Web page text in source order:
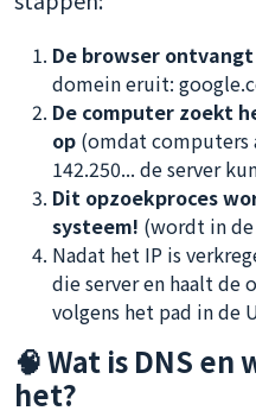
De browser ontvangt
domein eruit:
De computer zoekt
op (omdat computers
142.250... de server
Dit opzoekproces
systeem! (wordt in
Nadat het IP is
die server en haalt de
volgens het pad in de
🧠 Wat is DNS
het?